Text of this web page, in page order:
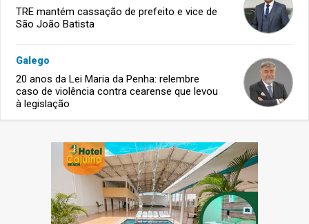
TRE mantém cassação de prefeito e vice de
São João Batista
Galego
20 anos da Lei Maria da Penha: relembre
caso de violência contra cearense que levou
à legislação